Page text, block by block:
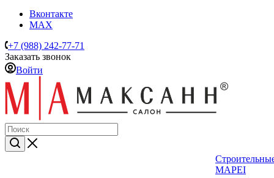
Вконтакте
MAX
+7 (988) 242-77-71
Заказать звонок
Войти
MAPEI